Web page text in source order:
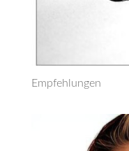
Empfehlungen